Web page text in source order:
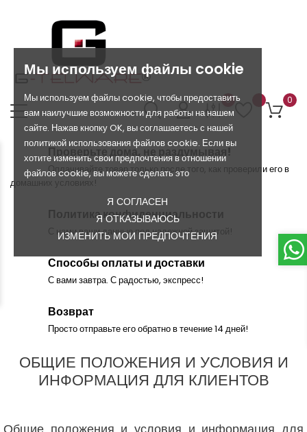
Мы используем файлы cookie
Мы используем файлы cookie, чтобы предоставить
вам наилучшие возможности для работы на нашем
сайте. Нажав кнопку OK, вы соглашаетесь с нашей
политикой использования файлов cookie. Если вы
хотите изменить свои предпочтения в отношении
файлов cookie, вы можете сделать это
Я СОГЛАСЕН
Я ОТКАЗЫВАЮСЬ
ИЗМЕНИТЬ МОИ ПРЕДПОЧТЕНИЯ
0 0
Проверьте дома, не раздумывая!
Оплачивайте товар только после того, как проверили его в
домашних условиях!
Политика конфиденциальности
С нами ваши данные под надежной защитой!
Способы оплаты и доставки
С вами завтра. С радостью, экспресс!
Возврат
Просто отправьте его обратно в течение 14 дней!
ОБЩИЕ ПОЛОЖЕНИЯ И УСЛОВИЯ И
ИНФОРМАЦИЯ ДЛЯ КЛИЕНТОВ